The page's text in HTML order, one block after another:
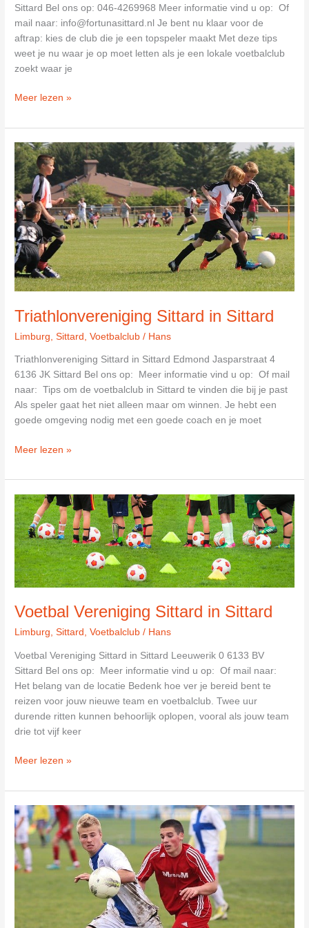
Sittard Bel ons op: 046-4269968 Meer informatie vind u op: Of
mail naar: info@fortunasittard.nl Je bent nu klaar voor de
aftrap: kies de club die je een topspeler maakt Met deze tips
weet je nu waar je op moet letten als je een lokale voetbalclub
zoekt waar je
Stichting
Sittard
in
Sittard
Meer lezen »
Triathlonvereniging Sittard in Sittard
Limburg ,Sittard ,Voetbalclub / Hans
Triathlonvereniging Sittard in Sittard Edmond Jasparstraat 4
6136 JK Sittard Bel ons op: Meer informatie vind u op: Of mail
naar: Tips om de voetbalclub in Sittard te vinden die bij je past
Als speler gaat het niet alleen maar om winnen. Je hebt een
goede omgeving nodig met een goede coach en je moet
Triathlonvereniging
in
Sittard
Meer lezen »
Voetbal Vereniging Sittard in Sittard
Limburg,Sittard ,Voetbalclub / Hans
Voetbal Vereniging Sittard in Sittard Leeuwerik 0 6133 BV
Sittard Bel ons op: Meer informatie vind u op: Of mail naar:
Het belang van de locatie Bedenk hoe ver je bereid bent te
reizen voor jouw nieuwe team en voetbalclub. Twee uur
durende ritten kunnen behoorlijk oplopen, vooral als jouw team
drie tot vijf keer
Voetbal
Sittard
in
Sittard
Meer lezen »